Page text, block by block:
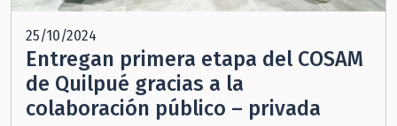
25/10/2024
Entregan primera etapa del COSAM
de Quilpué gracias a la
colaboración público – privada